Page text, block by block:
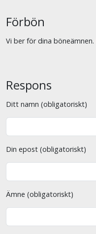
Förbön
Vi ber för dina böneämnen.
Respons
Ditt namn (obligatoriskt)
Din epost (obligatoriskt)
Ämne (obligatoriskt)